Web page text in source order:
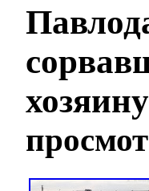
хозяину